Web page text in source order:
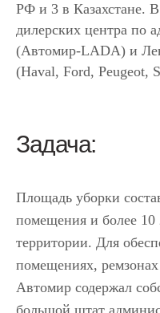
РФ и 3 в Казахстане.
дилерских центра по
(Автомир-LADA) и
(Haval, Ford, Peugeot,
Задача:
Площадь уборки
помещения и более
территории. Для
помещениях,
Автомир содержал
большой штат